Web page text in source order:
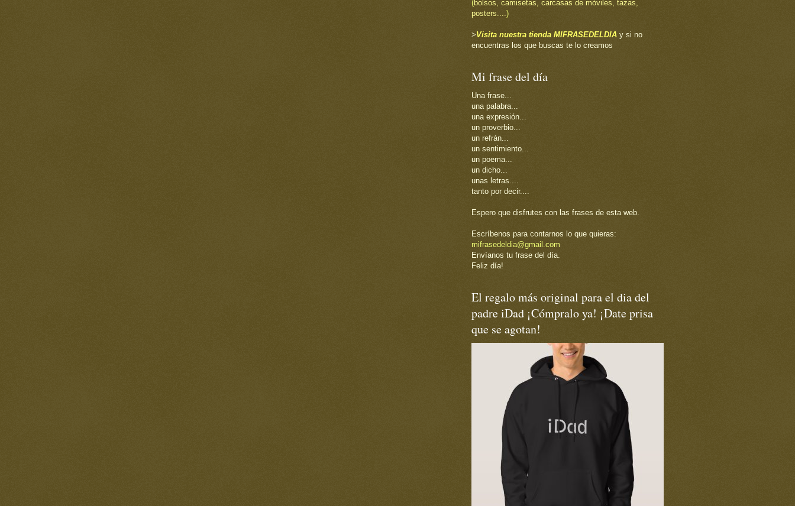
(bolsos, camisetas, carcasas de móviles, tazas,
posters....)
>Visita nuestra tienda MIFRASEDELDIA y si no
encuentras los que buscas te lo creamos
Mi frase del día
Una frase...
una palabra...
una expresión...
un proverbio...
un refrán...
un sentimiento...
un poema...
un dicho...
unas letras....
tanto por decir....
Espero que disfrutes con las frases de esta web.
Escríbenos para contarnos lo que quieras:
mifrasedeldia@gmail.com
Envíanos tu frase del día.
Feliz día!
El regalo más original para el dia del
padre iDad ¡Cómpralo ya! ¡Date prisa
que se agotan!